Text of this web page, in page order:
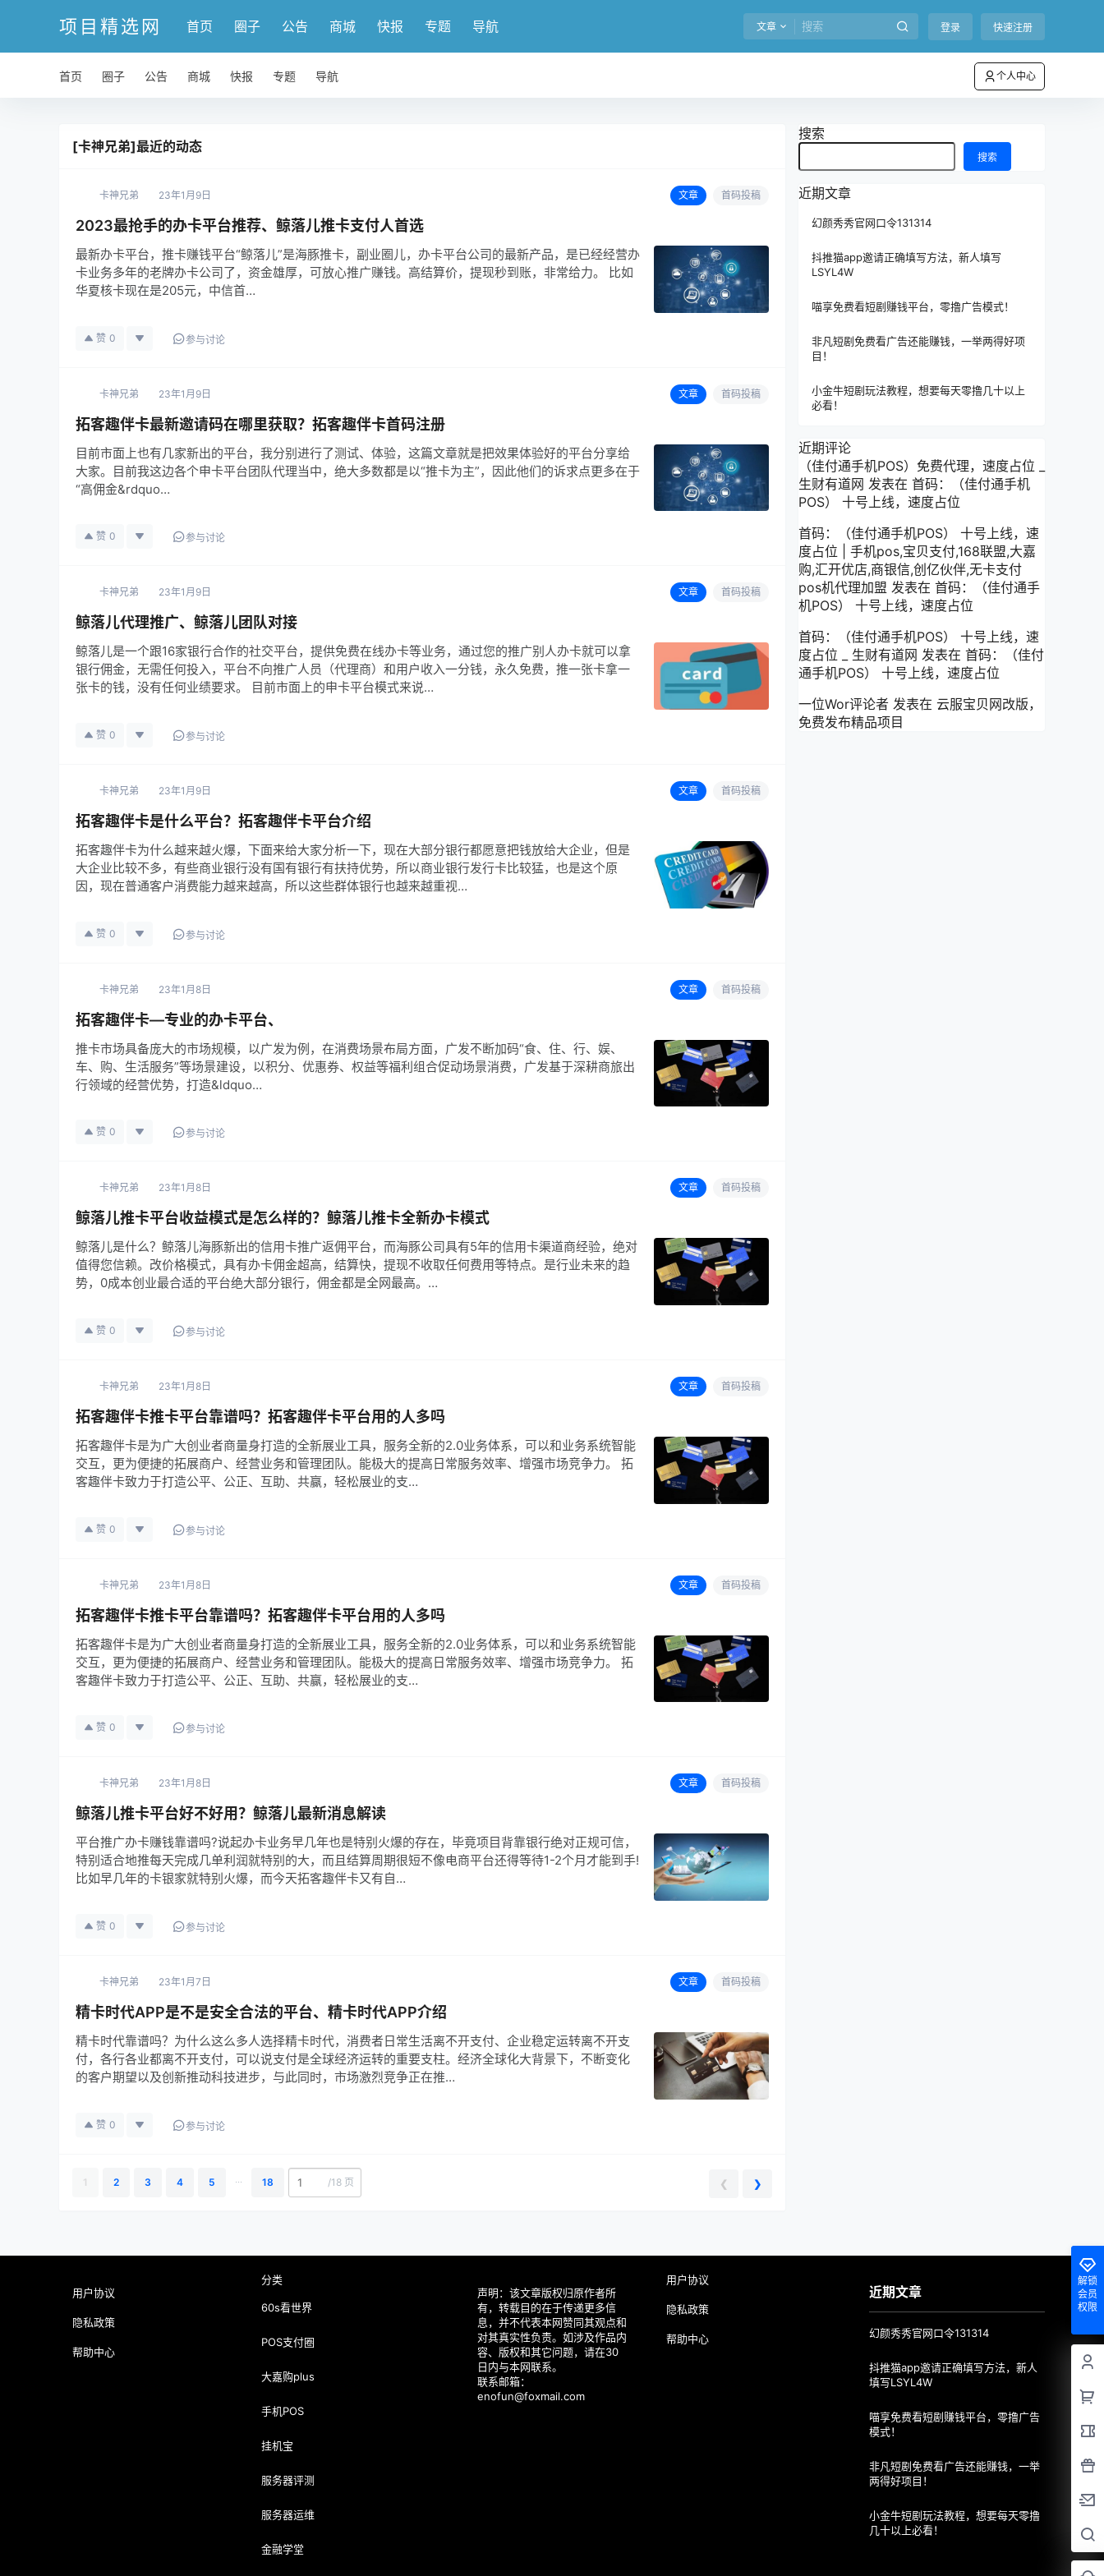
项目精选网 首页 圈子 公告 商城 快报 专题 导航 文章 登录 快速注册
首页 圈子 公告 商城 快报 专题 导航 个人中心
[卡神兄弟]最近的动态
卡神兄弟 23年1月9日 文章 首码投稿
2023最抢手的办卡平台推荐、鲸落儿推卡支付人首选
最新办卡平台，推卡赚钱平台“鲸落儿”是海豚推卡，副业圈儿，办卡平台公司的最新产品，是已经经营办
卡业务多年的老牌办卡公司了，资金雄厚，可放心推广赚钱。高结算价，提现秒到账，非常给力。 比如
华夏核卡现在是205元，中信首…
赞 0 参与讨论
卡神兄弟 23年1月9日 文章 首码投稿
拓客趣伴卡最新邀请码在哪里获取？拓客趣伴卡首码注册
目前市面上也有几家新出的平台，我分别进行了测试、体验，这篇文章就是把效果体验好的平台分享给
大家。目前我这边各个申卡平台团队代理当中，绝大多数都是以“推卡为主”，因此他们的诉求点更多在于
“高佣金&rdquo…
赞 0 参与讨论
卡神兄弟 23年1月9日 文章 首码投稿
鲸落儿代理推广、鲸落儿团队对接
鲸落儿是一个跟16家银行合作的社交平台，提供免费在线办卡等业务，通过您的推广别人办卡就可以拿
银行佣金，无需任何投入，平台不向推广人员（代理商）和用户收入一分钱，永久免费，推一张卡拿一
张卡的钱，没有任何业绩要求。 目前市面上的申卡平台模式来说…
赞 0 参与讨论
卡神兄弟 23年1月9日 文章 首码投稿
拓客趣伴卡是什么平台？拓客趣伴卡平台介绍
拓客趣伴卡为什么越来越火爆，下面来给大家分析一下，现在大部分银行都愿意把钱放给大企业，但是
大企业比较不多，有些商业银行没有国有银行有扶持优势，所以商业银行发行卡比较猛，也是这个原
因，现在普通客户消费能力越来越高，所以这些群体银行也越来越重视…
赞 0 参与讨论
卡神兄弟 23年1月8日 文章 首码投稿
拓客趣伴卡—专业的办卡平台、
推卡市场具备庞大的市场规模，以广发为例，在消费场景布局方面，广发不断加码“食、住、行、娱、
车、购、生活服务”等场景建设，以积分、优惠券、权益等福利组合促动场景消费，广发基于深耕商旅出
行领域的经营优势，打造&ldquo…
赞 0 参与讨论
卡神兄弟 23年1月8日 文章 首码投稿
鲸落儿推卡平台收益模式是怎么样的？鲸落儿推卡全新办卡模式
鲸落儿是什么？鲸落儿海豚新出的信用卡推广返佣平台，而海豚公司具有5年的信用卡渠道商经验，绝对
值得您信赖。改价格模式，具有办卡佣金超高，结算快，提现不收取任何费用等特点。是行业未来的趋
势，0成本创业最合适的平台绝大部分银行，佣金都是全网最高。…
赞 0 参与讨论
卡神兄弟 23年1月8日 文章 首码投稿
拓客趣伴卡推卡平台靠谱吗？拓客趣伴卡平台用的人多吗
拓客趣伴卡是为广大创业者商量身打造的全新展业工具，服务全新的2.0业务体系，可以和业务系统智能
交互，更为便捷的拓展商户、经营业务和管理团队。能极大的提高日常服务效率、增强市场竞争力。 拓
客趣伴卡致力于打造公平、公正、互助、共赢，轻松展业的支…
赞 0 参与讨论
卡神兄弟 23年1月8日 文章 首码投稿
拓客趣伴卡推卡平台靠谱吗？拓客趣伴卡平台用的人多吗
拓客趣伴卡是为广大创业者商量身打造的全新展业工具，服务全新的2.0业务体系，可以和业务系统智能
交互，更为便捷的拓展商户、经营业务和管理团队。能极大的提高日常服务效率、增强市场竞争力。 拓
客趣伴卡致力于打造公平、公正、互助、共赢，轻松展业的支…
赞 0 参与讨论
卡神兄弟 23年1月8日 文章 首码投稿
鲸落儿推卡平台好不好用？鲸落儿最新消息解读
平台推广办卡赚钱靠谱吗?说起办卡业务早几年也是特别火爆的存在，毕竟项目背靠银行绝对正规可信，
特别适合地推每天完成几单利润就特别的大，而且结算周期很短不像电商平台还得等待1-2个月才能到手!
比如早几年的卡银家就特别火爆，而今天拓客趣伴卡又有自…
赞 0 参与讨论
卡神兄弟 23年1月7日 文章 首码投稿
精卡时代APP是不是安全合法的平台、精卡时代APP介绍
精卡时代靠谱吗？为什么这么多人选择精卡时代，消费者日常生活离不开支付、企业稳定运转离不开支
付，各行各业都离不开支付，可以说支付是全球经济运转的重要支柱。经济全球化大背景下，不断变化
的客户期望以及创新推动科技进步，与此同时，市场激烈竞争正在推…
赞 0 参与讨论
1 2 3 4 5 18 /18 页 ❮ ❯
搜索
搜索
近期文章
幻颜秀秀官网口令131314
抖推猫app邀请正确填写方法，新人填写
LSYL4W
喵享免费看短剧赚钱平台，零撸广告模式！
非凡短剧免费看广告还能赚钱，一举两得好项
目！
小金牛短剧玩法教程，想要每天零撸几十以上
必看！
近期评论
（佳付通手机POS）免费代理，速度占位 _
生财有道网 发表在 首码：（佳付通手机
POS） 十号上线，速度占位
首码：（佳付通手机POS） 十号上线，速
度占位 | 手机pos,宝贝支付,168联盟,大嘉
购,汇开优店,商银信,创亿伙伴,无卡支付
pos机代理加盟 发表在 首码：（佳付通手
机POS） 十号上线，速度占位
首码：（佳付通手机POS） 十号上线，速
度占位 _ 生财有道网 发表在 首码：（佳付
通手机POS） 十号上线，速度占位
一位Wor评论者 发表在 云服宝贝网改版，
免费发布精品项目
解锁
会员
权限
用户协议
隐私政策
帮助中心
分类
60s看世界
POS支付圈
大嘉购plus
手机POS
挂机宝
服务器评测
服务器运维
金融学堂
声明：该文章版权归原作者所
有，转载目的在于传递更多信
息，并不代表本网赞同其观点和
对其真实性负责。如涉及作品内
容、版权和其它问题，请在30
日内与本网联系。
联系邮箱：
enofun@foxmail.com
用户协议
隐私政策
帮助中心
近期文章
幻颜秀秀官网口令131314
抖推猫app邀请正确填写方法，新人
填写LSYL4W
喵享免费看短剧赚钱平台，零撸广告
模式！
非凡短剧免费看广告还能赚钱，一举
两得好项目！
小金牛短剧玩法教程，想要每天零撸
几十以上必看！